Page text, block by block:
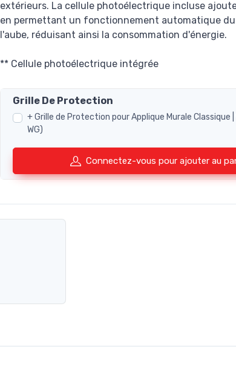
extérieurs. La cellule photoélectrique incluse
en permettant un fonctionnement automatique du
l'aube, réduisant ainsi la consommation d'énergie.
** Cellule photoélectrique intégrée
Grille De Protection
+ Grille de Protection pour Applique Murale Classique |
WG)
Connectez-vous pour ajouter au